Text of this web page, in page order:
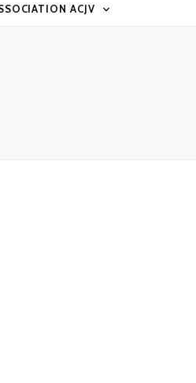
ACJV